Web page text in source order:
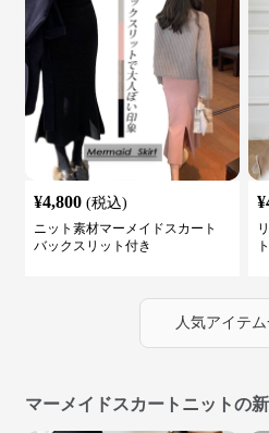
¥4,800 (税込)
ニット素材マーメイドスカート
バックスリット付き
¥
人気アイテ
マーメイドスカートニットの